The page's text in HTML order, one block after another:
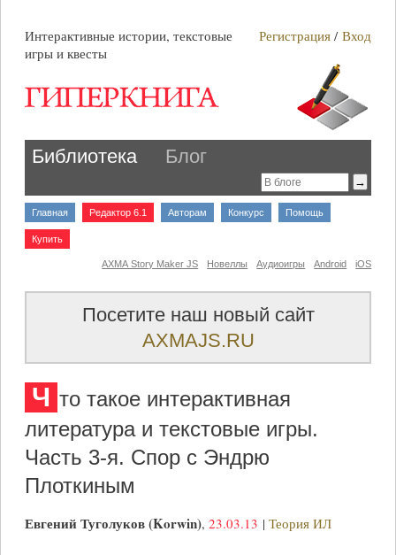
Интерактивные истории, текстовые
игры и квесты
Регистрация /Вход
Библиотека Блог
Главная Редактор 6.1 Авторам Конкурс Помощь
Купить
iOS
Android
Аудиоигры
Новеллы
AXMA Story Maker JS
Посетите наш новый сайт
AXMAJS.RU
Ч то такое интерактивная
литература и текстовые игры.
Часть 3-я. Спор с Эндрю
Плоткиным
Евгений Туголуков (Korwin), 23.03.13 | Теория ИЛ